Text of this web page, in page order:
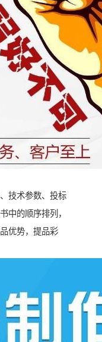
技术参数、投标
中的顺序排列，
优势，提品彩